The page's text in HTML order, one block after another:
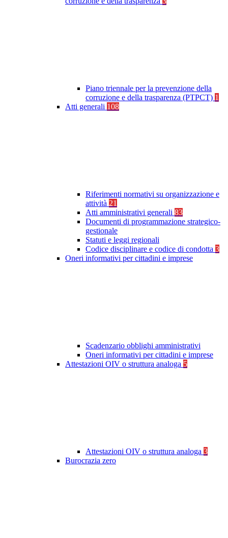
Piano triennale per la prevenzione della
corruzione e della trasparenza (PTPCT) 1
Atti generali 108
Riferimenti normativi su organizzazione e
attività 21
Atti amministrativi generali 83
Documenti di programmazione strategico-
gestionale
Statuti e leggi regionali
Codice disciplinare e codice di condotta 3
Oneri informativi per cittadini e imprese
Scadenzario obblighi amministrativi
Oneri informativi per cittadini e imprese
Attestazioni OIV o struttura analoga 5
Attestazioni OIV o struttura analoga 3
Burocrazia zero